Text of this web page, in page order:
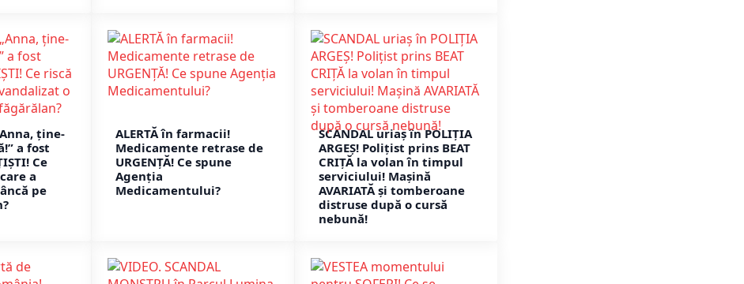
ţine-
a fost
Ce
a
pe
ALERTĂ în farmacii!
Medicamente retrase de
URGENȚĂ! Ce spune
Agenția
Medicamentului?
SCANDAL uriaș în POLIȚIA
ARGEȘ! Polițist prins BEAT
CRIȚĂ la volan în timpul
serviciului! Mașină
AVARIATĂ și tomberoane
distruse după o cursă
nebună!